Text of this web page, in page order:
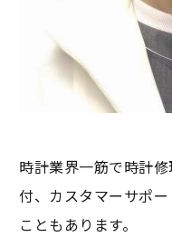
時計業界一筋で時計
付、カスタマーサポ
こともあります。